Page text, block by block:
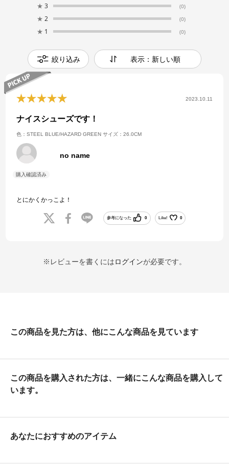
★ 3 (0)
★ 2 (0)
★ 1 (0)
絞り込み 表示：新しい順
2023.10.11
ナイスシューズです！
色：STEEL BLUE/HAZARD GREEN サイズ：26.0CM
no name
とにかくかっこよ！
参考になった 0 Like! 0
※レビューを書くにはログインが必要です。
この商品を見た方は、他にこんな商品を見ています
この商品を購入された方は、一緒にこんな商品を購入して
います。
あなたにおすすめのアイテム